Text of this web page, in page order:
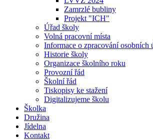
Zamrzlé bubliny
Projekt "ICH"
Úřad školy
Volná pracovní místa
Informace o zpracování osobních
Historie školy
Organizace školního roku
Provozní řád
Školní řád
Tiskopisy ke stažení
Digitalizujeme školu
Školka
Družina
Jídelna
Kontakt